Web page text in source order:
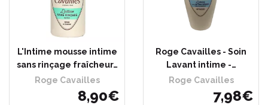
L'Intime mousse intime
sans rinçage fraîcheur…
Roge Cavailles
8,90€
Roge Cavailles - Soin
Lavant intime -…
Roge Cavailles
7,98€